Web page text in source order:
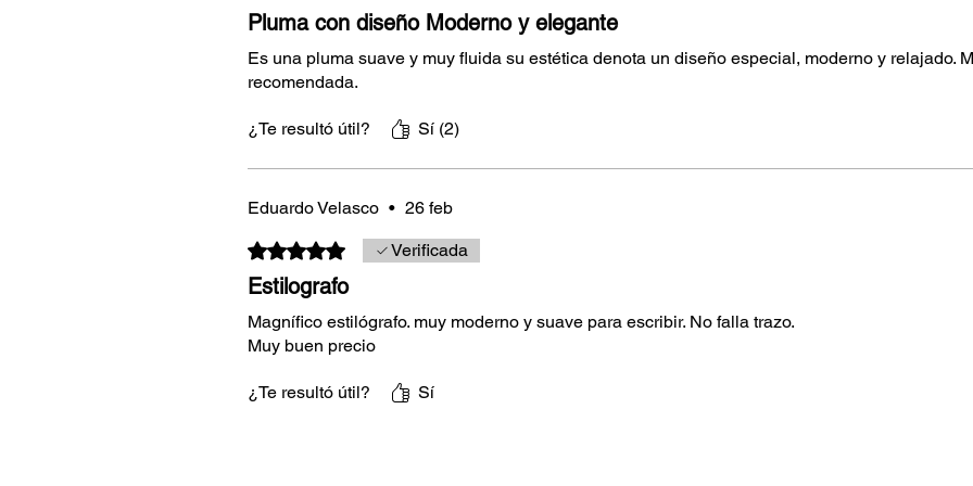
Pluma con diseño Moderno y elegante
Es una pluma suave y muy fluida su estética denota un diseño especial, moderno y relajado.
recomendada.
¿Te resultó útil? Sí (2)
Eduardo Velasco • 26 feb
Obtuvo 5 de 5 estrellas.Verificada
Estilografo
Magnífico estilógrafo. muy moderno y suave para escribir. No falla trazo.
Muy buen precio
¿Te resultó útil? Sí